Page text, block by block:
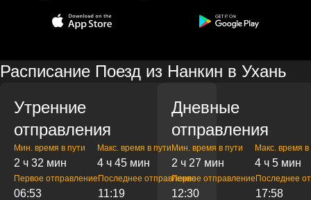
Расписание Поезд из Нанкин в Ухань
Утренние
отправления
Мин. время в пути
2 ч 32 мин
Макс. время в пути
4 ч 45 мин
Первое отправление
06:53
Последнее отправление
11:19
Дневные
отправления
Мин. время в пути
2 ч 27 мин
Макс. время в
4 ч 5 мин
Первое отправление
12:30
Последнее
17:58